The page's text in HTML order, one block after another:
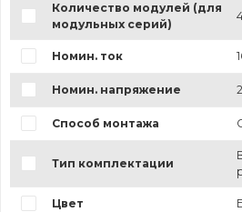
Количество модулей (для
модульных серий)
Номин. ток
Номин. напряжение
Способ монтажа
Тип комплектации
Цвет